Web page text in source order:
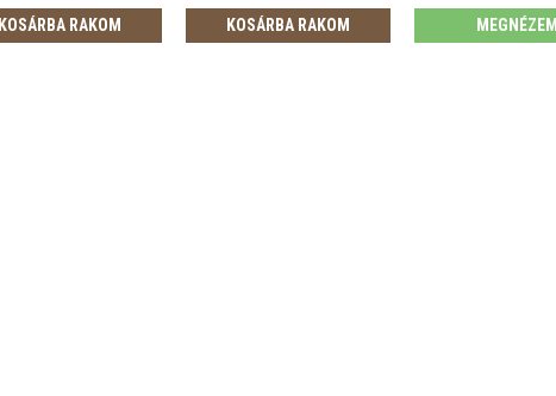
KOSÁRBA RAKOM KOSÁRBA RAKOM MEGNÉZEM